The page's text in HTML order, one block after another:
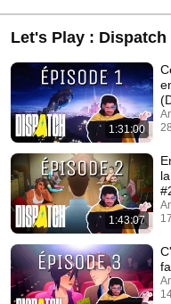
Let's Play : Dispatch
1:31:00
1:43:07